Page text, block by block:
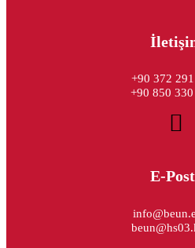
+90 372
+90 850
E-